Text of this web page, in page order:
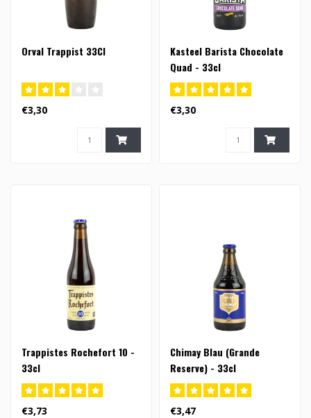
Orval Trappist 33Cl
€3,30
Kasteel Barista Chocolate
Quad - 33cl
€3,30
Trappistes Rochefort 10 -
33cl
€3,73
Chimay Blau (Grande
Reserve) - 33cl
€3,47